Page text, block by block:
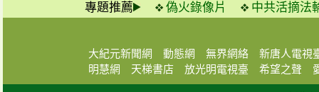
專題推薦 偽火錄像片 中共活摘法
大紀元新聞網 動態網 無界網絡
新唐人電視
明慧網
天梯書店 放光明電視臺 希望之聲